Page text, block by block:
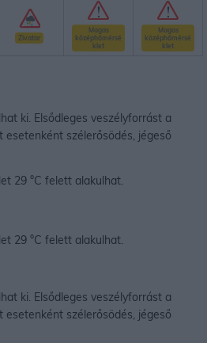
Zivatar
Magas
középhőmérsé
klet
Magas
középhőmérsé
klet
ki. Elsődleges veszélyforrást a
esetenként szélerősödés, jégeső
29 °C felett alakulhat.
29 °C felett alakulhat.
ki. Elsődleges veszélyforrást a
esetenként szélerősödés, jégeső